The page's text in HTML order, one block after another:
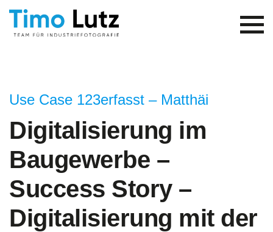
Use Case 123erfasst – Matthäi
Digitalisierung im
Baugewerbe –
Success Story –
Digitalisierung mit der